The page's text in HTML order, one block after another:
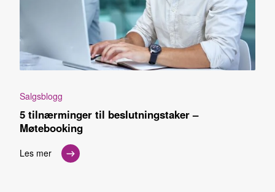
Salgsblogg
5 tilnærminger til beslutningstaker –
Møtebooking
Les mer